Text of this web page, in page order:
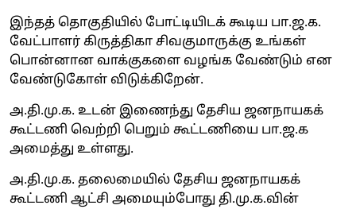
இந்தத் தொகுதியில் போட்டியிடக் கூடிய பா.ஜ.க.
வேட்பாளர் கிருத்திகா சிவகுமாருக்கு உங்கள்
பொன்னான வாக்குகளை வழங்க வேண்டும் என
வேண்டுகோள் விடுக்கிறேன்.
அ.தி.மு.க. உடன் இணைந்து தேசிய ஜனநாயகக்
கூட்டணி வெற்றி பெறும் கூட்டணியை பா.ஜ.க
அமைத்து உள்ளது.
அ.தி.மு.க. தலைமையில் தேசிய ஜனநாயகக்
கூட்டணி ஆட்சி அமையும்போது தி.மு.க.வின்